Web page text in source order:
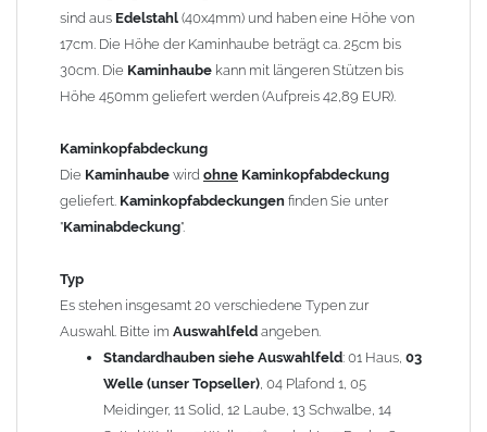
allgemeine Informationen:
Ab einer Kaminlängevon 1200mm werden 6
Kaminstützengeliefert.
Bei der Kombination mitWetterfahneundKaminbreite
angefertigt.
DieKaminhaubekann mitklappbaren Stützen
für 4 Stützen = 96,89 EUR, Länge ab 1200mm 6 Stützen =
145,39 EUR) geliefert werden.
Ihrem zuständigen
Hinweis: FürKaminhaubenundKaminabdeckungenkönnen wir
Nachnahme anbieten!
sind aus Edelstahl (40x4mm) und haben eine Höhe von
17cm. Die Höhe der Kaminhaube beträgt ca. 25cm bis
30cm. Die Kaminhaube kann mit längeren Stützen bis
Höhe 450mm geliefert werden (Aufpreis 42,89 EUR).
Kaminkopfabdeckung
Die Kaminhaube wird ohne Kaminkopfabdeckung
geliefert. Kaminkopfabdeckungen finden Sie unter
"Kaminabdeckung".
Typ
Es stehen insgesamt 20 verschiedene Typen zur
Auswahl. Bitte im Auswahlfeld angeben.
Standardhauben siehe Auswahlfeld: 01 Haus, 03
Welle (unser Topseller), 04 Plafond 1, 05
Meidinger, 11 Solid, 12 Laube, 13 Schwalbe, 14